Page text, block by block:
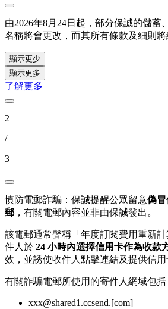
由2026年8月24日起，部分保誠的儲蓄
名稱將會更改，而其所有條款及細則將
顯示更少
顯示更多
了解更多
2
/
3
慎防電郵詐騙：保誠提醒公眾留意偽
郵 ，有關電郵內容並非由保誠發出。
該電郵通常聲稱「年度訂閱費用重新
件人於 24 小時內選擇信用卡作為收款
效，並誘使收件人點擊連結及提供信用
有關詐騙電郵所使用的寄件人網域包括
xxx@shared1.ccsend.[com]